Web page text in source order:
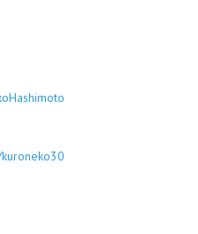
Remaster Fan Edition